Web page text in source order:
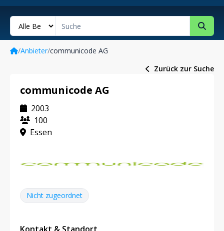
/Anbieter/communicode AG
Zurück zur Suche
communicode AG
2003
100
Essen
Nicht zugeordnet